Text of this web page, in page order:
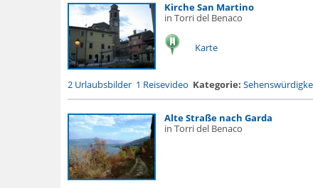
Kirche San Martino
in Torri del Benaco
Karte
2 Urlaubsbilder 1 Reisevideo Kategorie:
Alte Straße nach Garda
in Torri del Benaco